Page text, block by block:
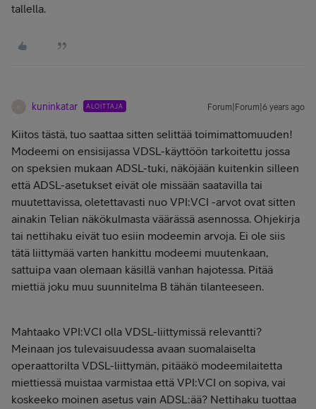
tallella.
kuninkatar ALOITTAJA Forum|Forum|6 years ago
Kiitos tästä, tuo saattaa sitten selittää toimimattomuuden!
Modeemi on ensisijassa VDSL-käyttöön tarkoitettu jossa
on speksien mukaan ADSL-tuki, näköjään kuitenkin silleen
että ADSL-asetukset eivät ole missään saatavilla tai
muutettavissa, oletettavasti nuo VPI:VCI -arvot ovat sitten
ainakin Telian näkökulmasta väärässä asennossa. Ohjekirja
tai nettihaku eivät tuo esiin modeemin arvoja. Ei ole siis
tätä liittymää varten hankittu modeemi muutenkaan,
sattuipa vaan olemaan käsillä vanhan hajotessa. Pitää
miettiä joku muu suunnitelma B tähän tilanteeseen.
Mahtaako VPI:VCI olla VDSL-liittymissä relevantti?
Meinaan jos tulevaisuudessa avaan suomalaiselta
operaattorilta VDSL-liittymän, pitääkö modeemilaitetta
miettiessä muistaa varmistaa että VPI:VCI on sopiva, vai
koskeeko moinen asetus vain ADSL:ää? Nettihaku tuottaa